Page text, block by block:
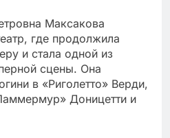
Максакова
где продолжила
и стала одной из
сцены. Она
в «Риголетто» Верди,
Доницетти и